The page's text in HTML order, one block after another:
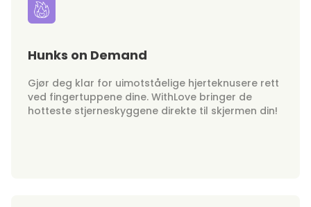
Hunks on Demand
Gjør deg klar for uimotståelige hjerteknusere rett
ved fingertuppene dine. WithLove bringer de
hotteste stjerneskyggene direkte til skjermen din!